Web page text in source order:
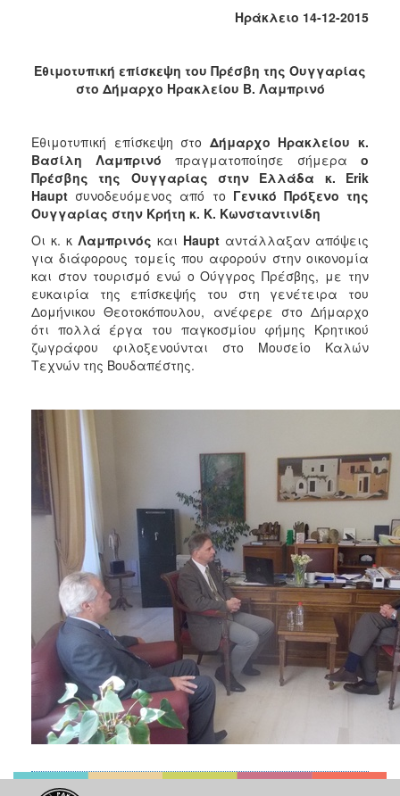
2016
2013
2012
2011
2010
2006
ΤΟΠΟΣ
ΑΝΘΕΚΤΙΚΗ
Ηράκλειο 14-12-2015
Εθιμοτυπική επίσκεψη του Πρέσβη της Ουγγαρίας
στο Δήμαρχο Ηρακλείου Β. Λαμπρινό
Εθιμοτυπική επίσκεψη στο Δήμαρχο Ηρακλείου κ.
Βασίλη Λαμπρινό πραγματοποίησε σήμερα ο
Πρέσβης της Ουγγαρίας στην Ελλάδα κ. Erik
Haupt συνοδευόμενος από το Γενικό Πρόξενο της
Ουγγαρίας στην Κρήτη κ. Κ. Κωνσταντινίδη
Οι κ. κ Λαμπρινός και Haupt αντάλλαξαν απόψεις
για διάφορους τομείς που αφορούν στην οικονομία
και στον τουρισμό ενώ ο Ούγγρος Πρέσβης, με την
ευκαιρία της επίσκεψής του στη γενέτειρα του
Δομήνικου Θεοτοκόπουλου, ανέφερε στο Δήμαρχο
ότι πολλά έργα του παγκοσμίου φήμης Κρητικού
ζωγράφου φιλοξενούνται στο Μουσείο Καλών
Τεχνών της Βουδαπέστης.